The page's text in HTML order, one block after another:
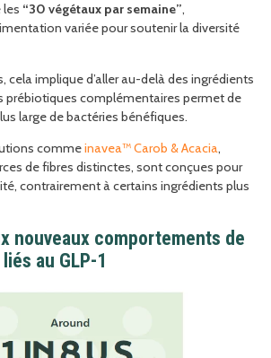
“30 végétaux par semaine”,
variée pour soutenir la diversité
cela implique d’aller au-delà des ingrédients
prébiotiques complémentaires permet de
large de bactéries bénéfiques.
commeinavea™ Carob & Acacia,
de fibres distinctes, sont conçues pour
contrairement à certains ingrédients plus
nouveaux comportements de
au GLP-1